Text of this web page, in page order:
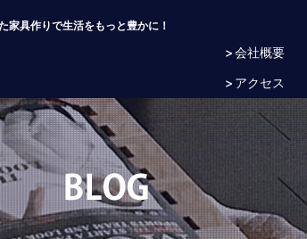
具作りで生活をもっと豊かに！
> 会社概要
> アクセス